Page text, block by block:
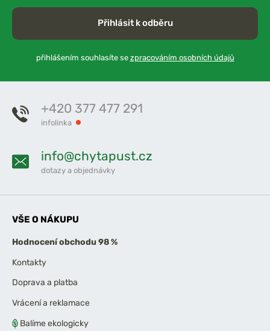
Přihlásit k odběru
přihlášením souhlasíte se zpracováním osobních údajů
+420 377 477 291
infolinka
info@chytapust.cz
dotazy a objednávky
VŠE O NÁKUPU
Hodnocení obchodu 98 %
Kontakty
Doprava a platba
Vrácení a reklamace
Balíme ekologicky